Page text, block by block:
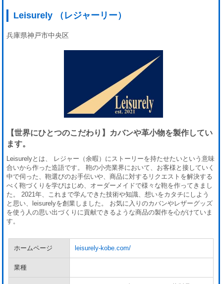
Leisurely （レジャーリー）
兵庫県神戸市中央区
【世界にひとつのこだわり】カバンや革小物を製作してい
ます。
Leisurelyとは、 レジャー（余暇）にストーリーを持たせたいという意味
合いから作った造語です。 鞄の小売業界において、お客様と接していく
中で伺った、鞄選びのお手伝いや、商品に対するリクエストを解決する
べく鞄づくりを学びはじめ、オーダーメイドで様々な鞄を作ってきまし
た。 2021年、これまで学んできた技術や知識、想いをカタチにしよう
と思い、leisurelyを創業しました。 お気に入りのカバンやレザーグッズ
を使う人の思い出づくりに貢献できるような商品の製作を心がけていま
す。
ホームページ leisurely-kobe.com/
業種